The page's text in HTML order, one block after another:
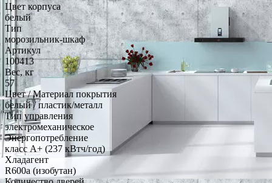
Цвет корпуса
белый
Тип
морозильник-шкаф
Артикул
100413
Вес, кг
57
Цвет / Материал покрытия
белый / пластик/металл
Тип управления
электромеханическое
Энергопотребление
класс A+ (237 кВтч/год)
Хладагент
R600a (изобутан)